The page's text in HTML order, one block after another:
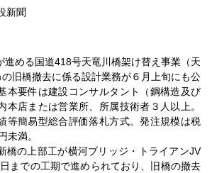
新聞
める国道418号天竜川橋架け替え事業（天
旧橋撤去に係る設計業務が６月上旬にも公
本要件は建設コンサルタント（鋼構造及び
本店または営業所、所属技術者３人以上。
等簡易型総合評価落札方式。発注規模は税
未満。
の上部工が横河ブリッジ・トライアンJV
までの工期で進められており、旧橋の撤去